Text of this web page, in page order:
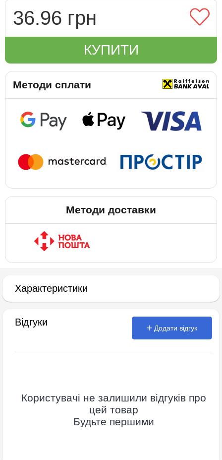
36.96 грн
КУПИТИ
Методи сплати
Методи доставки
Характеристики
Відгуки
Додати відгук
Користувачі не залишили відгуків про
цей товар
Будьте першими